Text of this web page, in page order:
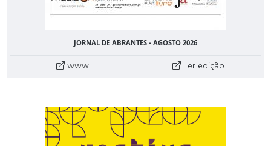
JORNAL DE ABRANTES - AGOSTO 2026
www Ler edição